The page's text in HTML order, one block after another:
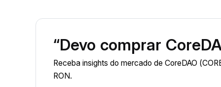
“Devo comprar
Receba insights do mercado de CoreDAO
RON.